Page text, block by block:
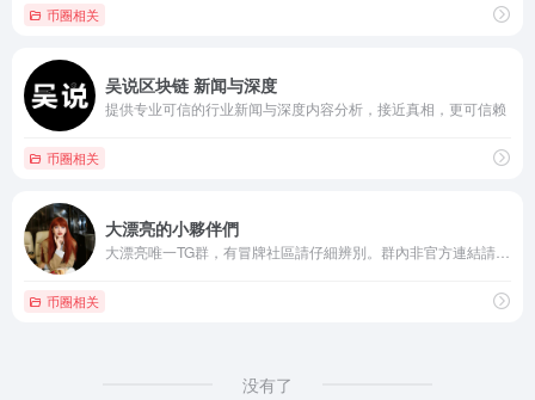
币圈相关
吴说区块链 新闻与深度
提供专业可信的行业新闻与深度内容分析，接近真相，更可信赖
币圈相关
大漂亮的小夥伴們
币圈相关
没有了